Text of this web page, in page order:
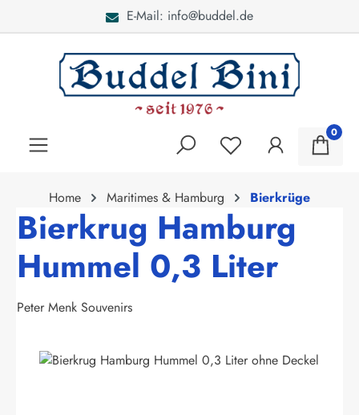
E-Mail: info@buddel.de
0
Home Maritimes & Hamburg Bierkrüge
Bierkrug Hamburg
Hummel 0,3 Liter
Peter Menk Souvenirs
Bildergalerie überspringen